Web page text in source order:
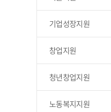
기업성장지원
창업지원
청년창업지원
노동복지지원